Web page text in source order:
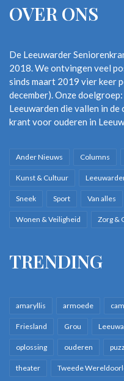
OVER ONS
De Leeuwarder
2018. We ontvingen veel
sinds maart 2019 vier keer
december). Onze
Leeuwarden die vallen in
krant voor ouderen in
Ander Nieuws Columns
Kunst & Cultuur
Sneek Sport Van alles
Wonen & Veiligheid Zorg &
TRENDING
amaryllis armoede
Friesland Grou
oplossing ouderen
theater Tweede